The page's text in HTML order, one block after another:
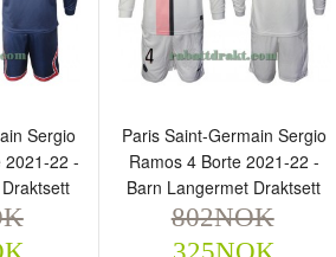
305NOK 720NOK 305NOK
Sergio
2021-22 -
Paris Saint-Germain Sergio
Ramos 4 Borte 2021-22 -
Barn Langermet Draktsett
802NOK